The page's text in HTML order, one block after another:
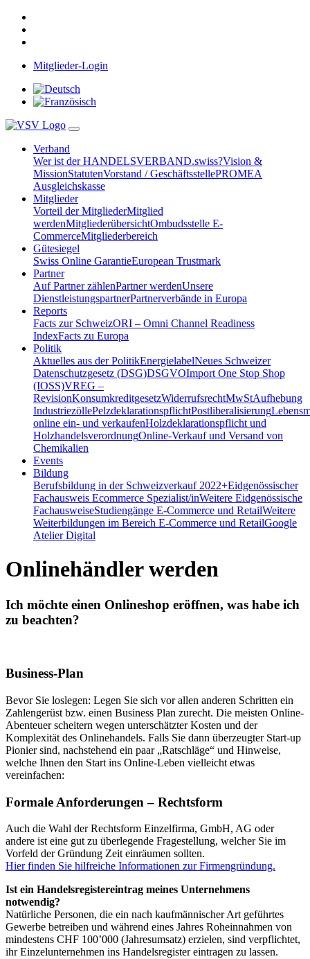
Mitglieder-Login
Verband
Wer ist der HANDELSVERBAND.swiss?Vision &
MissionStatutenVorstand / GeschäftsstellePROMEA
Ausgleichskasse
Mitglieder
Vorteil der MitgliederMitglied
werdenMitgliederübersichtOmbudsstelle E-
CommerceMitgliederbereich
Gütesiegel
Swiss Online GarantieEuropean Trustmark
Partner
Auf Partner zählenPartner werdenUnsere
DienstleistungspartnerPartnerverbände in Europa
Reports
Facts zur SchweizORI – Omni Channel Readiness
IndexFacts zu Europa
Politik
Aktuelles aus der PolitikEnergielabelNeues Schweizer
Datenschutzgesetz (DSG)DSGVOImport One Stop Shop
(IOSS)VREG –
RevisionKonsumkreditgesetzWiderrufsrechtMwStAufhebung
IndustriezöllePelzdeklarationspflichtPostliberalisierung
online ein- und verkaufenHolzdeklarationspflicht und
HolzhandelsverordnungOnline-Verkauf und Versand von
Chemikalien
Events
Bildung
Berufsbildung in der Schweizverkauf 2022+Eidgenössischer
Fachausweis Ecommerce Spezialist/inWeitere Eidgenössische
FachausweiseStudiengänge E-Commerce und RetailWeitere
Weiterbildungen im Bereich E-Commerce und RetailGoogle
Atelier Digital
Onlinehändler werden
Ich möchte einen Onlineshop eröffnen, was habe ich
zu beachten?
Business-Plan
Bevor Sie loslegen: Legen Sie sich vor allen anderen Schritten ein
Zahlengerüst bzw. einen Business Plan zurecht. Die meisten Online-
Abenteuer scheitern wegen unterschätzter Kosten und der
Komplexität des Onlinehandels. Falls Sie dann überzeugter Start-up
Pionier sind, nachstehend ein paar „Ratschläge“ und Hinweise,
welche Ihnen den Start ins Online-Leben vielleicht etwas
vereinfachen:
Formale Anforderungen – Rechtsform
Auch die Wahl der Rechtsform Einzelfirma, GmbH, AG oder
andere ist eine gut zu überlegende Fragestellung, welcher Sie im
Vorfeld der Gründung Zeit einräumen sollten.
Hier finden Sie hilfreiche Informationen zur Firmengründung.
Ist ein Handelsregistereintrag meines Unternehmens
notwendig?
Natürliche Personen, die ein nach kaufmännischer Art geführtes
Gewerbe betreiben und während eines Jahres Roheinnahmen von
mindestens CHF 100’000 (Jahresumsatz) erzielen, sind verpflichtet,
ihr Einzelunternehmen ins Handelsregister eintragen zu lassen.